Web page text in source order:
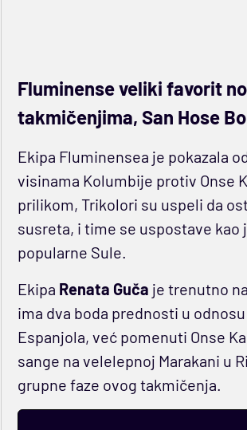
Fluminense veliki favorit
takmičenjima, San Hose
Ekipa Fluminensea je pokazala
visinama Kolumbije protiv Onse
prilikom, Trikolori su uspeli da
susreta, i time se uspostave
popularne Sule.
Ekipa Renata Guča je trenutno
ima dva boda prednosti u
Espanjola, već pomenuti Onse
sange na velelepnoj Marakani u
grupne faze ovog takmičenja.